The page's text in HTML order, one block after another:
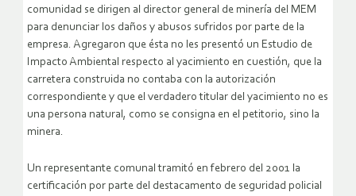
comunidad se dirigen al director general de minería del MEM
para denunciar los daños y abusos sufridos por parte de la
empresa. Agregaron que ésta no les presentó un Estudio de
Impacto Ambiental respecto al yacimiento en cuestión, que la
carretera construida no contaba con la autorización
correspondiente y que el verdadero titular del yacimiento no es
una persona natural, como se consigna en el petitorio, sino la
minera.
Un representante comunal tramitó en febrero del 2001 la
certificación por parte del destacamento de seguridad policial